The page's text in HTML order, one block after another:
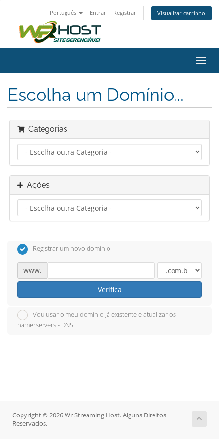
Português Entrar Registrar Visualizar carrinho
Escolha um Domínio...
Categorias
Ações
Registrar um novo domínio
www.
Verifica
Vou usar o meu domínio já existente e atualizar os
namerservers - DNS
Copyright © 2026 Wr Streaming Host. Alguns Direitos
Reservados.